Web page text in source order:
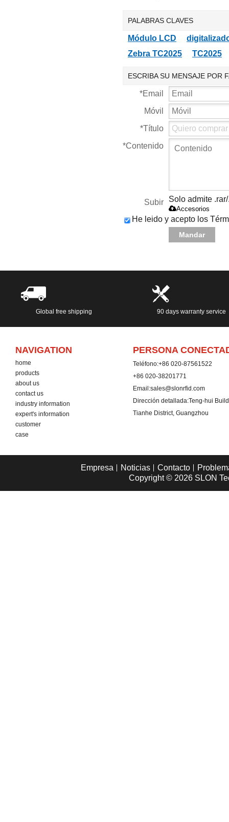
Datamax I-4206 I-
4208 I-4212
2181-01
PALABRAS CLAVES
Módulo LCD
Zebra TC2025
TC2025
ESCRIBA SU MENSAJE POR
*Email
Móvil
*Título
*Contenido
Subir Solo admite
Accesorios
He leido y acepto los
Mandar
Global free shipping 90 days warranty service
NAVIGATION
home
products
about us
contact us
industry information
expert's information
customer
case
PERSONA
Teléfono:+86 020-87561522
+86 020-38201771
Email:sales@slonrfid.com
Dirección detallada:Teng-hui
Tianhe District, Guangzhou
Empresa Noticias Contacto
Copyright © 2026 SLON